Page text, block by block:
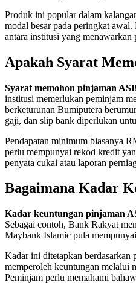
Produk ini popular dalam
modal besar pada peringkat
antara institusi yang
Apakah Syarat
Syarat memohon pinjaman
institusi memerlukan peminjam
berketurunan Bumiputera
gaji, dan slip bank diperlukan
Pendapatan minimum biasanya
perlu mempunyai rekod kredit
penyata cukai atau laporan
Bagaimana Kadar
Kadar keuntungan pinjaman
Sebagai contoh, Bank Rakyat
Maybank Islamic pula
Kadar ini ditetapkan berdasarkan
memperoleh keuntungan melalui
Peminjam perlu memahami